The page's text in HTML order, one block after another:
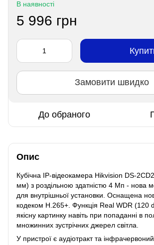
В наявності
5 996 грн
Замовити швидко
До обраного
Опис
Кубічна IP-відеокамера Hikvision DS-
мм) з роздільною здатністю 4 Мп - нова
для внутрішньої установки. Оснащена
кодеком H.265+. Функція Real WDR (120
якісну картинку навіть при попаданні в
множинних зустрічних джерел світла.
У пристрої є аудіотракт та